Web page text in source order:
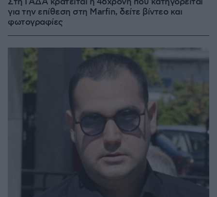
για την επίθεση στη Marfin, δείτε βίντεο και
φωτογραφίες